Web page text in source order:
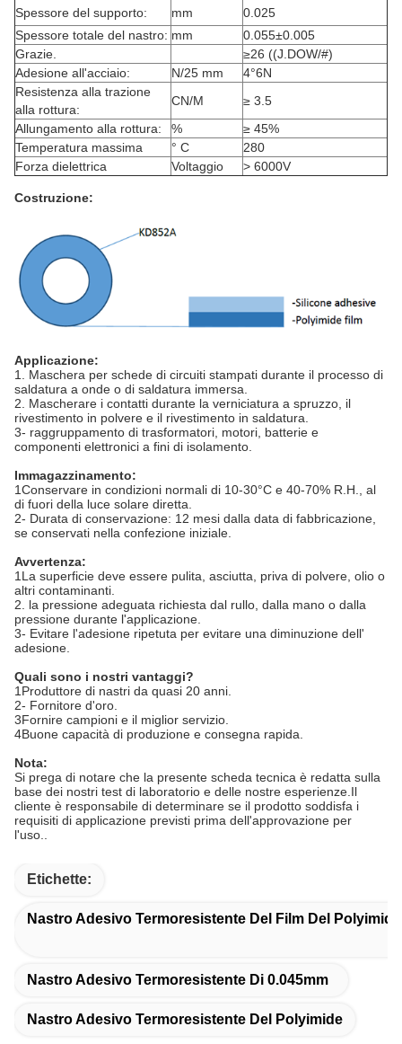
Spessore del supporto: mm
0.025
Spessore totale del nastro: mm
0.055±0.005
Grazie.
≥26 ((J.DOW/#)
Adesione all'acciaio:
N/25 mm
4°6N
Resistenza alla trazione
alla rottura:
CN/M
≥ 3.5
Allungamento alla rottura:
%
≥ 45%
Temperatura massima
° C
280
Forza dielettrica
Voltaggio > 6000V
Costruzione:
Applicazione:
1. Maschera per schede di circuiti stampati durante il processo di
saldatura a onde o di saldatura immersa.
2. Mascherare i contatti durante la verniciatura a spruzzo, il
rivestimento in polvere e il rivestimento in saldatura.
3- raggruppamento di trasformatori, motori, batterie e
componenti elettronici a fini di isolamento.
Immagazzinamento:
1Conservare in condizioni normali di 10-30°C e 40-70% R.H., al
di fuori della luce solare diretta.
2- Durata di conservazione: 12 mesi dalla data di fabbricazione,
se conservati nella confezione iniziale.
Avvertenza:
1La superficie deve essere pulita, asciutta, priva di polvere, olio o
altri contaminanti.
2. la pressione adeguata richiesta dal rullo, dalla mano o dalla
pressione durante l'applicazione.
3- Evitare l'adesione ripetuta per evitare una diminuzione dell'
adesione.
Quali sono i nostri vantaggi?
1Produttore di nastri da quasi 20 anni.
2- Fornitore d'oro.
3Fornire campioni e il miglior servizio.
4Buone capacità di produzione e consegna rapida.
Nota:
Si prega di notare che la presente scheda tecnica è redatta sulla
base dei nostri test di laboratorio e delle nostre esperienze.Il
cliente è responsabile di determinare se il prodotto soddisfa i
requisiti di applicazione previsti prima dell'approvazione per
l'uso..
Etichette:
Nastro Adesivo Termoresistente Del Film Del Polyimide
Nastro Adesivo Termoresistente Di 0.045mm
Nastro Adesivo Termoresistente Del Polyimide